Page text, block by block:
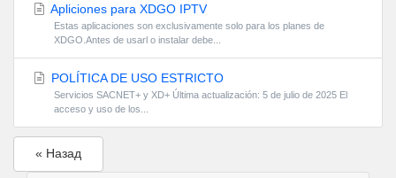
Apliciones para XDGO IPTV
Estas aplicaciones son exclusivamente solo para los planes de
XDGO.Antes de usarl o instalar debe...
POLÍTICA DE USO ESTRICTO
Servicios SACNET+ y XD+ Última actualización: 5 de julio de 2025 El
acceso y uso de los...
« Назад